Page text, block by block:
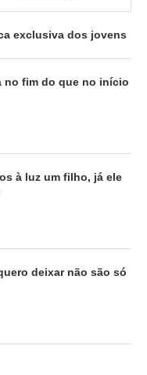
exclusiva dos jovens
no fim do que no início
à luz um filho, já ele
deixar não são só